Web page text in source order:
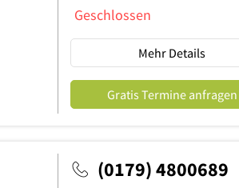
Geschlossen
Mehr Details
Gratis Termine anfragen
(0179) 4800689